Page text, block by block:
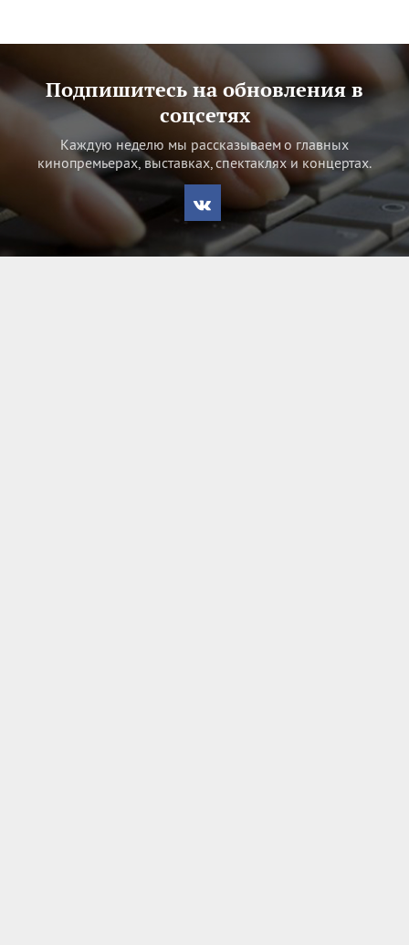
Подпишитесь на обновления в
соцсетях
Каждую неделю мы рассказываем о главных
кинопремьерах, выставках, спектаклях и концертах.